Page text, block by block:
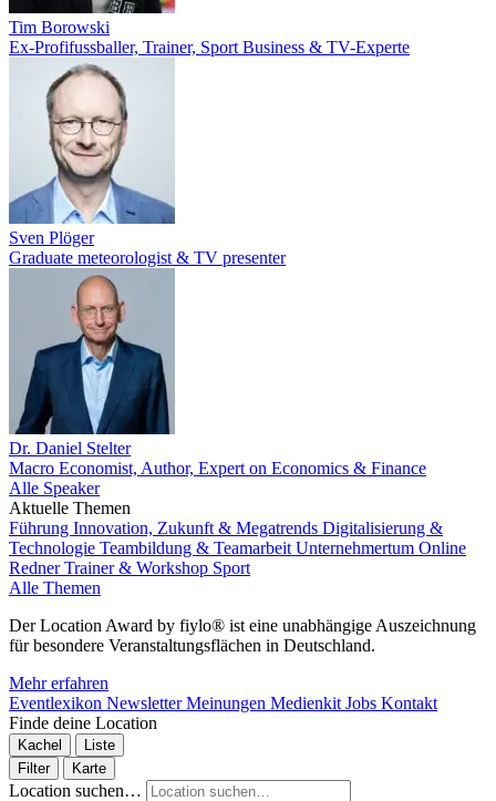
Tim Borowski
Ex-Profifussballer, Trainer, Sport Business & TV-Experte
Sven Plöger
Graduate meteorologist & TV presenter
Dr. Daniel Stelter
Macro Economist, Author, Expert on Economics & Finance
Alle Speaker
Aktuelle Themen
Führung Innovation, Zukunft & Megatrends Digitalisierung &
Technologie Teambildung & Teamarbeit Unternehmertum Online
RednerTrainer & Workshop Sport
Alle Themen
Der Location Award by fiylo® ist eine unabhängige Auszeichnung
für besondere Veranstaltungsflächen in Deutschland.
Mehr erfahren
Eventlexikon NewsletterMeinungen Medienkit Jobs Kontakt
Finde deine Location
Kachel
Liste
Filter
Karte
Location suchen…